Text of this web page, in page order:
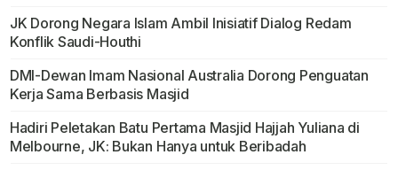
JK Dorong Negara Islam Ambil Inisiatif Dialog Redam
Konflik Saudi-Houthi
DMI-Dewan Imam Nasional Australia Dorong Penguatan
Kerja Sama Berbasis Masjid
Hadiri Peletakan Batu Pertama Masjid Hajjah Yuliana di
Melbourne, JK: Bukan Hanya untuk Beribadah